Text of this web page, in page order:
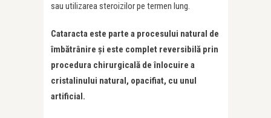
sau utilizarea steroizilor pe termen lung.
Cataracta este parte a procesului natural de
îmbătrânire și este complet reversibilă prin
procedura chirurgicală de înlocuire a
cristalinului natural, opacifiat, cu unul
artificial.